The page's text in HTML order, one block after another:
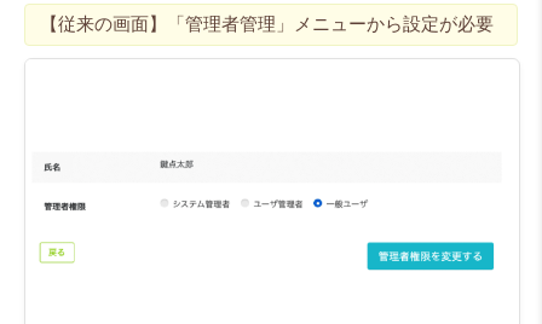
【従来の画面】「管理者管理」メニューから設定が必要